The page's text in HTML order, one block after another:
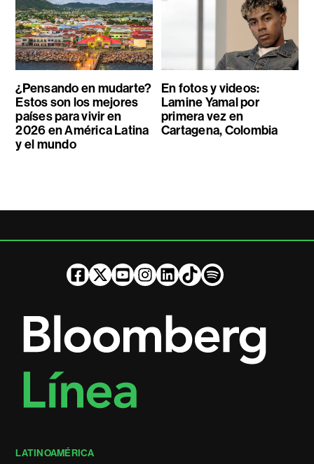
¿Pensando en mudarte?
Estos son los mejores
países para vivir en
2026 en América Latina
y el mundo
En fotos y videos:
Lamine Yamal por
primera vez en
Cartagena, Colombia
LATINOAMÉRICA